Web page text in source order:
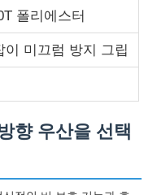
폴리에스터
이 미끄럼 방지 그립
향 우산을 선택